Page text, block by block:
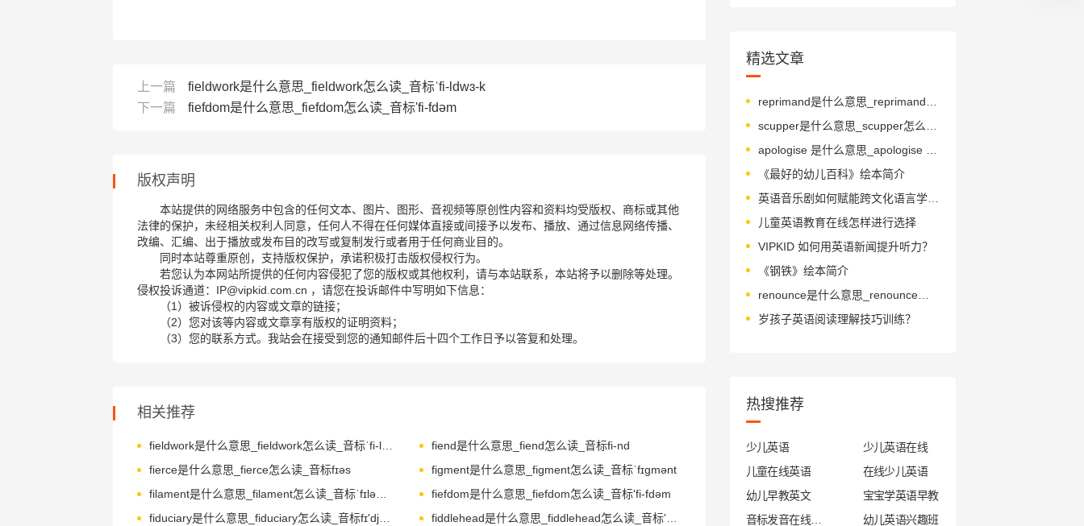
上一篇
fieldwork是什么意思_fieldwork怎么读_音标ˈfi-ldwɜ-k
下一篇
fiefdom是什么意思_fiefdom怎么读_音标'fi-fdəm
版权声明
本站提供的网络服务中包含的任何文本、图片、图形、音视频等原创性内容和资料均受版权、商标或其他
法律的保护，未经相关权利人同意，任何人不得在任何媒体直接或间接予以发布、播放、通过信息网络传播、
改编、汇编、出于播放或发布目的改写或复制发行或者用于任何商业目的。
同时本站尊重原创，支持版权保护，承诺积极打击版权侵权行为。
若您认为本网站所提供的任何内容侵犯了您的版权或其他权利，请与本站联系，本站将予以删除等处理。
侵权投诉通道：IP@vipkid.com.cn ，请您在投诉邮件中写明如下信息：
（1）被诉侵权的内容或文章的链接；
（2）您对该等内容或文章享有版权的证明资料；
（3）您的联系方式。我站会在接受到您的通知邮件后十四个工作日予以答复和处理。
相关推荐
fieldwork是什么意思_fieldwork怎么读_音标ˈfi-ldwɜ-k
fiend是什么意思_fiend怎么读_音标fi-nd
fierce是什么意思_fierce怎么读_音标fɪəs
figment是什么意思_figment怎么读_音标ˈfɪgmənt
filament是什么意思_filament怎么读_音标ˈfɪləmənt
fiefdom是什么意思_fiefdom怎么读_音标'fi-fdəm
fiduciary是什么意思_fiduciary怎么读_音标fɪ'dju-ʃərɪ
精选文章
《最好的幼儿百科》绘本简介
英语音乐剧如何赋能跨文化语言学习？
儿童英语教育在线怎样进行选择
VIPKID 如何用英语新闻提升听力？
《钢铁》绘本简介
renounce是什么意思_renounce怎么读_音标rɪ'naʊns
岁孩子英语阅读理解技巧训练？
热搜推荐
少儿英语
少儿英语在线
儿童在线英语
在线少儿英语
幼儿早教英文
宝宝学英语早教
幼儿英语兴趣班